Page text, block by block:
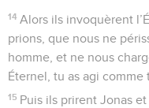
14 Alors ils invoquèrent
prions, que nous ne
homme, et ne nous
Éternel, tu as agi comme
15 Puis ils prirent Jonas